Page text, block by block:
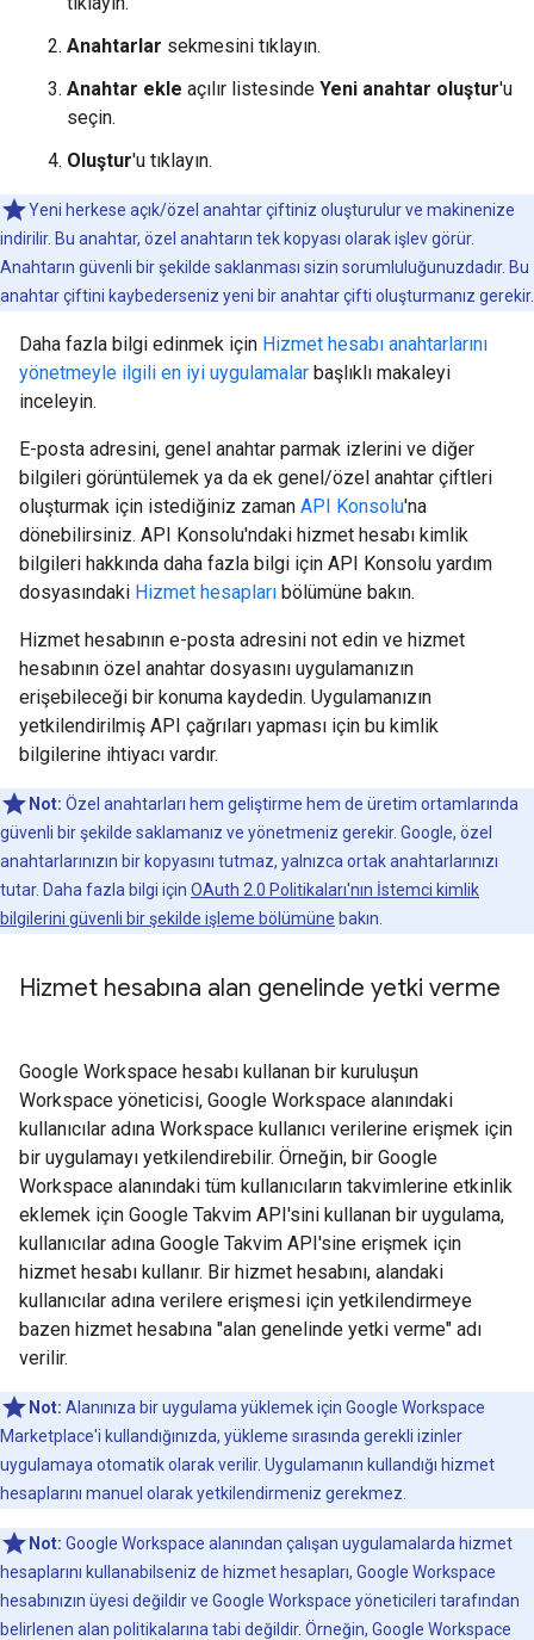
Anahtarlar sekmesini tıklayın.
Anahtar ekle açılır listesinde Yeni anahtar oluştur'u
seçin.
Oluştur'u tıklayın.
Yeni herkese açık/özel anahtar çiftiniz oluşturulur ve makinenize
indirilir. Bu anahtar, özel anahtarın tek kopyası olarak işlev görür.
Anahtarın güvenli bir şekilde saklanması sizin sorumluluğunuzdadır. Bu
anahtar çiftini kaybederseniz yeni bir anahtar çifti oluşturmanız gerekir.
Daha fazla bilgi edinmek için Hizmet hesabı anahtarlarını
yönetmeyle ilgili en iyi uygulamalar başlıklı makaleyi
inceleyin.
E-posta adresini, genel anahtar parmak izlerini ve diğer
bilgileri görüntülemek ya da ek genel/özel anahtar çiftleri
oluşturmak için istediğiniz zaman API Konsolu'na
dönebilirsiniz. API Konsolu'ndaki hizmet hesabı kimlik
bilgileri hakkında daha fazla bilgi için API Konsolu yardım
dosyasındaki Hizmet hesapları bölümüne bakın.
Hizmet hesabının e-posta adresini not edin ve hizmet
hesabının özel anahtar dosyasını uygulamanızın
erişebileceği bir konuma kaydedin. Uygulamanızın
yetkilendirilmiş API çağrıları yapması için bu kimlik
bilgilerine ihtiyacı vardır.
Not: Özel anahtarları hem geliştirme hem de üretim ortamlarında
güvenli bir şekilde saklamanız ve yönetmeniz gerekir. Google, özel
anahtarlarınızın bir kopyasını tutmaz, yalnızca ortak anahtarlarınızı
tutar. Daha fazla bilgi için OAuth 2.0 Politikaları'nın İstemci kimlik
bilgilerini güvenli bir şekilde işleme bölümüne bakın.
Hizmet hesabına alan genelinde yetki verme
Google Workspace hesabı kullanan bir kuruluşun
Workspace yöneticisi, Google Workspace alanındaki
kullanıcılar adına Workspace kullanıcı verilerine erişmek için
bir uygulamayı yetkilendirebilir. Örneğin, bir Google
Workspace alanındaki tüm kullanıcıların takvimlerine etkinlik
eklemek için Google Takvim API'sini kullanan bir uygulama,
kullanıcılar adına Google Takvim API'sine erişmek için
hizmet hesabı kullanır. Bir hizmet hesabını, alandaki
kullanıcılar adına verilere erişmesi için yetkilendirmeye
bazen hizmet hesabına "alan genelinde yetki verme" adı
verilir.
Not: Alanınıza bir uygulama yüklemek için Google Workspace
Marketplace'i kullandığınızda, yükleme sırasında gerekli izinler
uygulamaya otomatik olarak verilir. Uygulamanın kullandığı hizmet
hesaplarını manuel olarak yetkilendirmeniz gerekmez.
Not: Google Workspace alanından çalışan uygulamalarda hizmet
hesaplarını kullanabilseniz de hizmet hesapları, Google Workspace
hesabınızın üyesi değildir ve Google Workspace yöneticileri tarafından
belirlenen alan politikalarına tabi değildir. Örneğin, Google Workspace